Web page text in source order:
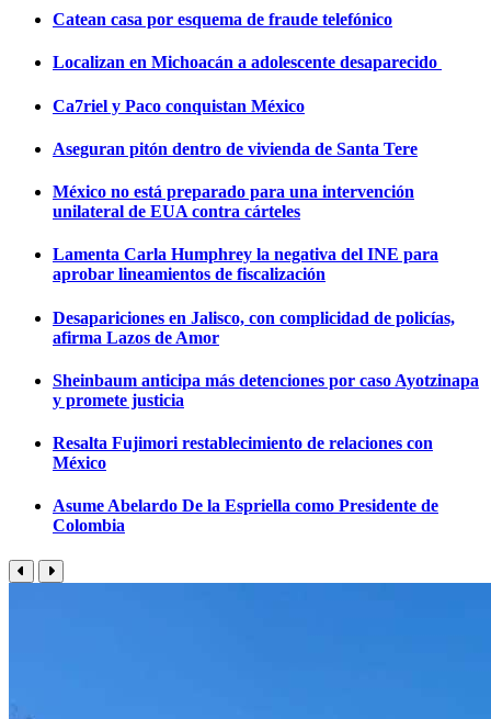
Catean casa por esquema de fraude telefónico
Localizan en Michoacán a adolescente desaparecido
Ca7riel y Paco conquistan México
Aseguran pitón dentro de vivienda de Santa Tere
México no está preparado para una intervención
unilateral de EUA contra cárteles
Lamenta Carla Humphrey la negativa del INE para
aprobar lineamientos de fiscalización
Desapariciones en Jalisco, con complicidad de policías,
afirma Lazos de Amor
Sheinbaum anticipa más detenciones por caso Ayotzinapa
y promete justicia
Resalta Fujimori restablecimiento de relaciones con
México
Asume Abelardo De la Espriella como Presidente de
Colombia